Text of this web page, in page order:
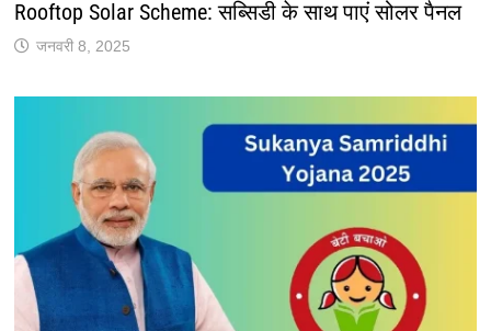
Rooftop Solar Scheme: सब्सिडी के साथ पाएं सोलर पैनल
जनवरी 8, 2025